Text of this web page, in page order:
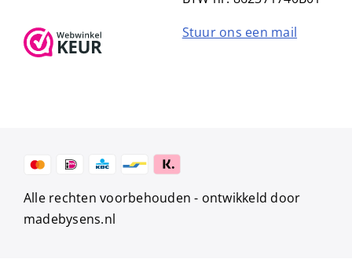
Stuur ons een mail
Alle rechten voorbehouden - ontwikkeld door
madebysens.nl